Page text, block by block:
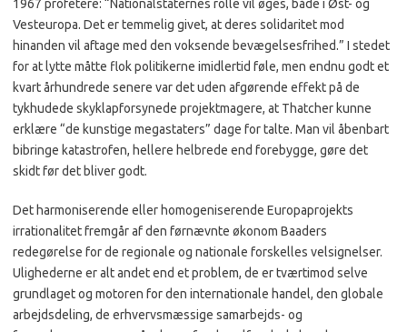
1967 profetere: “Nationalstaternes rolle vil øges, både i Øst- og
Vesteuropa. Det er temmelig givet, at deres solidaritet mod
hinanden vil aftage med den voksende bevægelsesfrihed.” I stedet
for at lytte måtte flok politikerne imidlertid føle, men endnu godt et
kvart århundrede senere var det uden afgørende effekt på de
tykhudede skyklapforsynede projektmagere, at Thatcher kunne
erklære “de kunstige megastaters” dage for talte. Man vil åbenbart
bibringe katastrofen, hellere helbrede end forebygge, gøre det
skidt før det bliver godt.
Det harmoniserende eller homogeniserende Europaprojekts
irrationalitet fremgår af den førnævnte økonom Baaders
redegørelse for de regionale og nationale forskelles velsignelser.
Ulighederne er alt andet end et problem, de er tværtimod selve
grundlaget og motoren for den internationale handel, den globale
arbejdsdeling, de erhvervsmæssige samarbejds- og